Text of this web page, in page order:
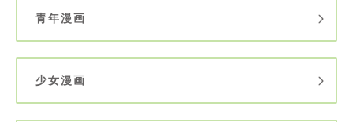
青年漫画
少女漫画